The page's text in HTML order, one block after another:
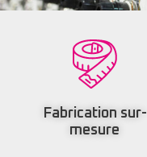
Fabrication sur-
mesure